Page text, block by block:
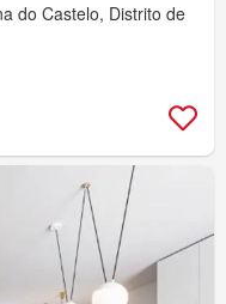
do Castelo, Distrito de